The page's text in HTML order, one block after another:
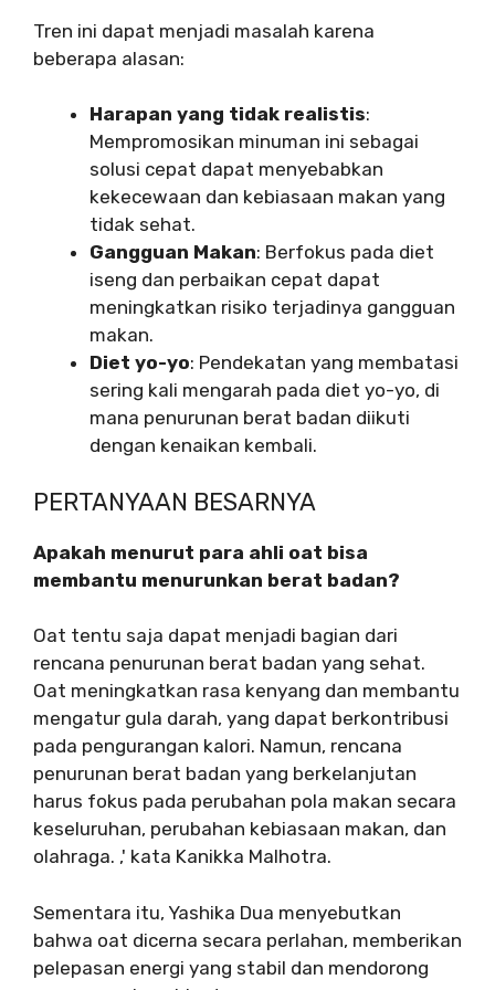
Tren ini dapat menjadi masalah karena
beberapa alasan:
Harapan yang tidak realistis:
Mempromosikan minuman ini sebagai
solusi cepat dapat menyebabkan
kekecewaan dan kebiasaan makan yang
tidak sehat.
Gangguan Makan: Berfokus pada diet
iseng dan perbaikan cepat dapat
meningkatkan risiko terjadinya gangguan
makan.
Diet yo-yo: Pendekatan yang membatasi
sering kali mengarah pada diet yo-yo, di
mana penurunan berat badan diikuti
dengan kenaikan kembali.
PERTANYAAN BESARNYA
Apakah menurut para ahli oat bisa
membantu menurunkan berat badan?
Oat tentu saja dapat menjadi bagian dari
rencana penurunan berat badan yang sehat.
Oat meningkatkan rasa kenyang dan membantu
mengatur gula darah, yang dapat berkontribusi
pada pengurangan kalori. Namun, rencana
penurunan berat badan yang berkelanjutan
harus fokus pada perubahan pola makan secara
keseluruhan, perubahan kebiasaan makan, dan
olahraga. ,' kata Kanikka Malhotra.
Sementara itu, Yashika Dua menyebutkan
bahwa oat dicerna secara perlahan, memberikan
pelepasan energi yang stabil dan mendorong